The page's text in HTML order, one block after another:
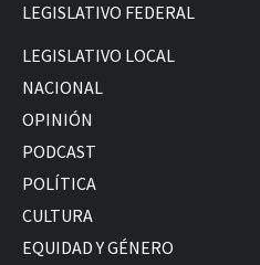
LEGISLATIVO FEDERAL
LEGISLATIVO LOCAL
NACIONAL
OPINIÓN
PODCAST
POLÍTICA
CULTURA
EQUIDAD Y GÉNERO